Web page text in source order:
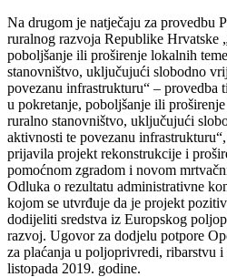
Na drugom je natječaju za provedbu
ruralnog razvoja Republike Hrvatske
poboljšanje ili proširenje lokalnih
stanovništvo, uključujući slobodno
povezanu infrastrukturu“ – provedba
u pokretanje, poboljšanje ili
ruralno stanovništvo, uključujući
aktivnosti te povezanu
prijavila projekt rekonstrukcije i
pomoćnom zgradom i novom
Odluka o rezultatu administrativne
kojom se utvrđuje da je projekt
dodijeliti sredstva iz Europskog
razvoj. Ugovor za dodjelu potpore
za plaćanja u poljoprivredi, ribarstvu
listopada 2019. godine.